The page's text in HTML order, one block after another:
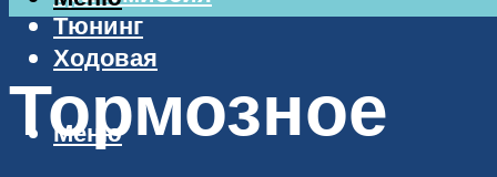
Тюнинг
Ходовая
Меню
Тормозное